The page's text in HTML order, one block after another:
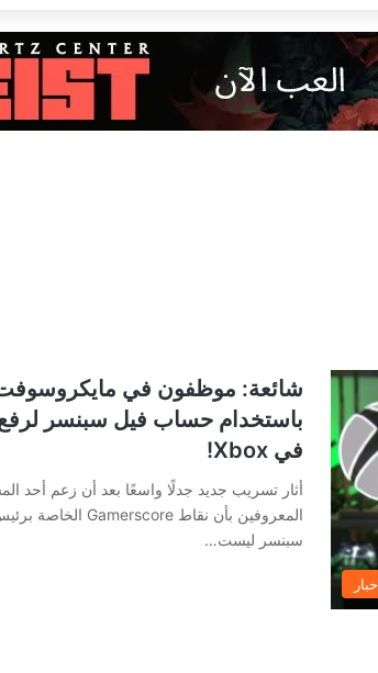
شائعة: موظفون في مايكروسوفت
باستخدام حساب فيل سبنسر
في Xbox!
أثار تسريب جديد جدلًا واسعًا بعد أن زعم أحد
سبنسر ليست…